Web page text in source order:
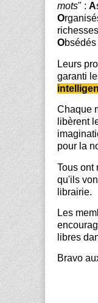
mots" : A
O
Obsédés
Leurs
garanti
Chaque
libèrent
pour la
Tous ont
qu'ils
librairie.
Les
libres
Bravo